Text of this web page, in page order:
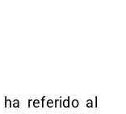
referido al